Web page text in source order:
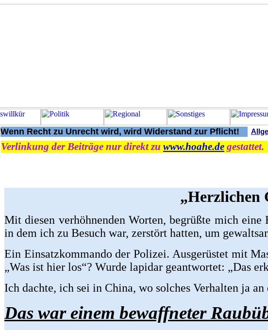
Wenn Recht zu Unrecht wird, wird Widerstand zur Pflicht!
Verlinkung der Beiträge nur direkt zu www.hoahe.de gestattet.
„Herzlichen
Mit diesen verhöhnenden Worten, begrüßte mich eine
in dem ich zu Besuch war, zerstört hatten, um
Ein Einsatzkommando der Polizei. Ausgerüstet mit
„Was ist hier los“? Wurde lapidar geantwortet: „Das
Ich dachte, ich sei in China, wo solches Verhalten ja
Das war einem bewaffneter